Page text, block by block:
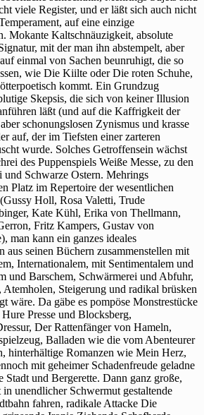
viele Register, und er läßt sich auch nicht
auf eine einzige
Mokante Kaltschnäuzigkeit, absolute
mit der man ihn abstempelt, aber
einmal von Sachen beunruhigt, die so
wie Die Kiilte oder Die roten Schuhe,
kommt. Ein Grundzug
Skepsis, die sich von keiner Illusion
läßt (und auf die Kaffrigkeit der
schonungslosen Zynismus und krasse
auf, der im Tiefsten einer zarteren
wurde. Solches Getroffensein wächst
des Puppenspiels Weiße Messe, zu den
Schwarze Ostern. Mehrings
Platz im Repertoire der wesentlichen
Holl, Rosa Valetti, Trude
Kate Kühl, Erika von Thellmann,
Fritz Kampers, Gustav von
man kann ein ganzes ideales
aus seinen Büchern zusammenstellen mit
Internationalem, mit Sentimentalem und
und Barschem, Schwärmerei und Abfuhr,
Steigerung und radikal brüsken
wäre. Da gäbe es pompöse Monstrestücke
Presse und Blocksberg,
Der Rattenfänger von Hameln,
Balladen wie die vom Abenteurer
hinterhältige Romanzen wie Mein Herz,
mit geheimer Schadenfreude geladne
und Bergerette. Dann ganz große,
unendlicher Schwermut gestaltende
fahren, radikale Attacke Die